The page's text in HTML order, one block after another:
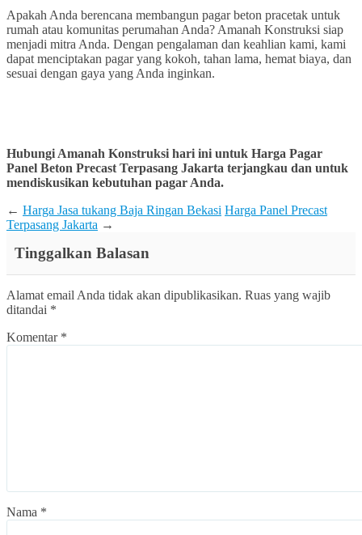
Apakah Anda berencana membangun pagar beton pracetak untuk
rumah atau komunitas perumahan Anda? Amanah Konstruksi siap
menjadi mitra Anda. Dengan pengalaman dan keahlian kami, kami
dapat menciptakan pagar yang kokoh, tahan lama, hemat biaya, dan
sesuai dengan gaya yang Anda inginkan.
Hubungi Amanah Konstruksi hari ini untuk Harga Pagar
Panel Beton Precast Terpasang Jakarta terjangkau dan untuk
mendiskusikan kebutuhan pagar Anda.
← Harga Jasa tukang Baja Ringan Bekasi Harga Panel Precast
Terpasang Jakarta →
Tinggalkan Balasan
Alamat email Anda tidak akan dipublikasikan. Ruas yang wajib
ditandai *
Komentar *
Nama *